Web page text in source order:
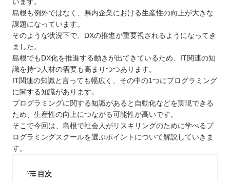
います。
島根も例外ではなく、県内企業における生産性の向上が大きな
課題になっています。
そのような状況下で、DXの推進が重要視されるようになってき
ました。
島根でもDX化を推進する動きが出てきているため、IT関連の知
識を持つ人材の需要も高まりつつあります。
IT関連の知識と言っても幅広く、その中の1つにプログラミング
に関する知識があります。
プログラミングに関する知識があると自動化などを実現できる
ため、生産性の向上につながる可能性が高いです。
そこで今回は、島根で社会人がリスキリングのために学べるプ
ログラミングスクールを選ぶポイントについて解説していきま
す。
目次